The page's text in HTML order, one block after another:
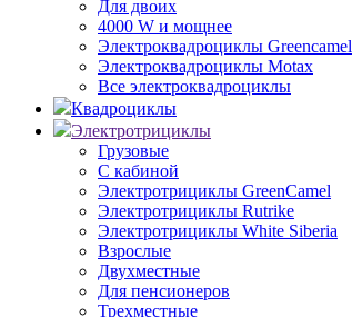
Для двоих
4000 W и мощнее
Электроквадроциклы Greencamel
Электроквадроциклы Motax
Все электроквадроциклы
Квадроциклы
Электротрициклы
Грузовые
С кабиной
Электротрициклы GreenCamel
Электротрициклы Rutrike
Электротрициклы White Siberia
Взрослые
Двухместные
Для пенсионеров
Трехместные